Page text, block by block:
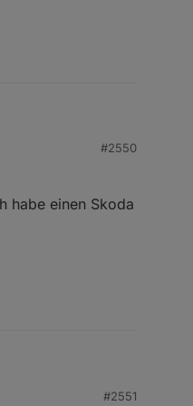
#2550
habe einen Skoda
Skoda Enyaq.#2551